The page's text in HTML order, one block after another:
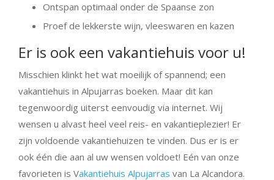
Ontspan optimaal onder de Spaanse zon
Proef de lekkerste wijn, vleeswaren en kazen
Er is ook een vakantiehuis voor u!
Misschien klinkt het wat moeilijk of spannend; een
vakantiehuis in Alpujarras boeken. Maar dit kan
tegenwoordig uiterst eenvoudig via internet. Wij
wensen u alvast heel veel reis- en vakantieplezier! Er
zijn voldoende vakantiehuizen te vinden. Dus er is er
ook één die aan al uw wensen voldoet! Eén van onze
favorieten is Vakantiehuis Alpujarras van La Alcandora.